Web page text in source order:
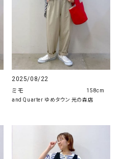
2025/08/22
ミモ
and Quarter ゆめタウン 光の森店
158cm